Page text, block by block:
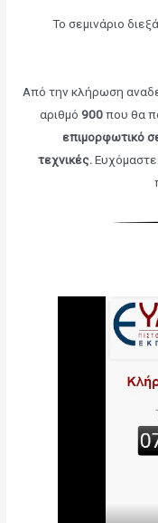
Το σεμινάριο
Από την κλήρωση
αριθμό 900που θα
επιμορφωτικό
τεχνικές.Ευχόμαστε